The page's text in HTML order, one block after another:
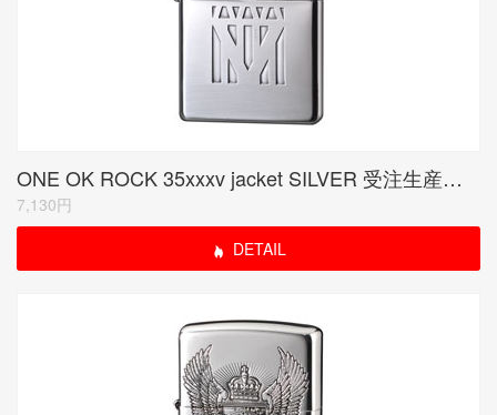
ONE OK ROCK 35xxxv jacket SILVER 受注生産限定品
7,130円
DETAIL